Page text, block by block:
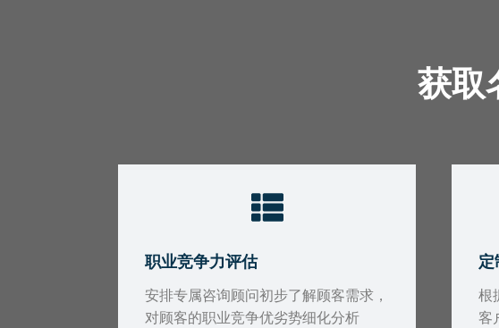
获取
职业竞争力评估
安排专属咨询顾问初步了解顾客需求，
对顾客的职业竞争优劣势细化分析
定
根
客